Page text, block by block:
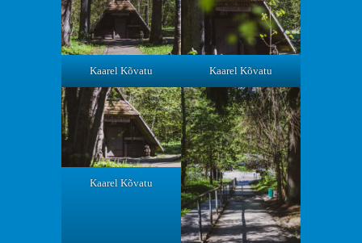
Kaarel Kõvatu Kaarel Kõvatu
Kaarel Kõvatu